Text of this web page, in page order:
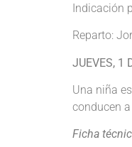
Indicación
Reparto:
JUEVES, 1
Una niña
conducen
Ficha